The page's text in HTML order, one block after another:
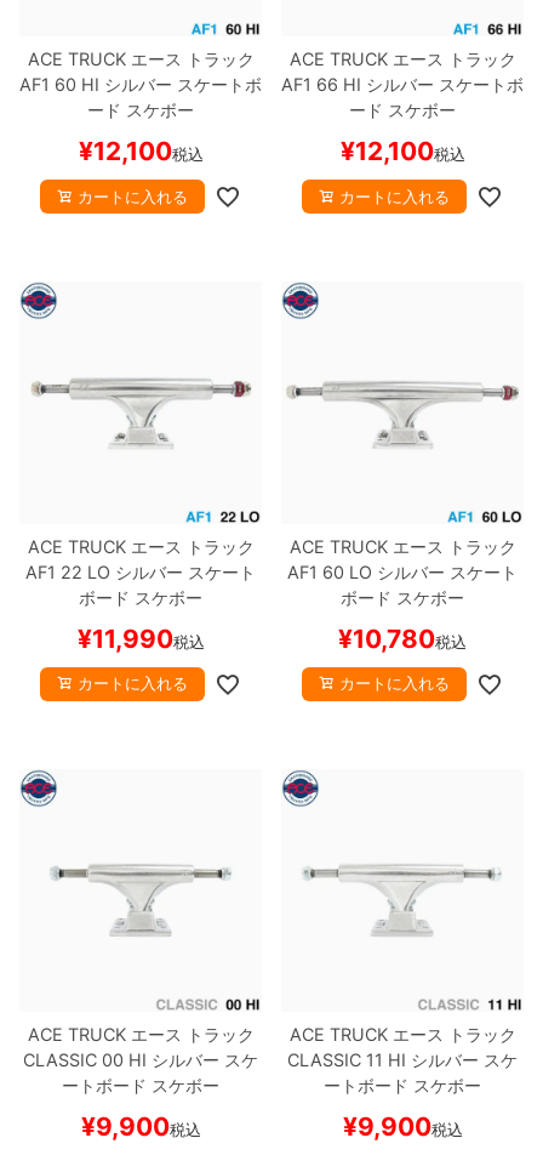
ACE TRUCKエース トラック
AF1 60 HI シルバー スケートボ
ード スケボー
¥12,100税込
カートに入れる
ACE TRUCKエース トラック
AF1 66 HI シルバー スケートボ
ード スケボー
¥12,100税込
カートに入れる
ACE TRUCKエース トラック
AF1 22 LO シルバー スケート
ボード スケボー
¥11,990税込
カートに入れる
ACE TRUCKエース トラック
AF1 60 LO シルバー スケート
ボード スケボー
¥10,780税込
カートに入れる
ACE TRUCKエース トラック
CLASSIC 00 HI シルバー スケ
ートボード スケボー
¥9,900税込
ACE TRUCKエース トラック
CLASSIC 11 HI シルバー スケ
ートボード スケボー
¥9,900税込